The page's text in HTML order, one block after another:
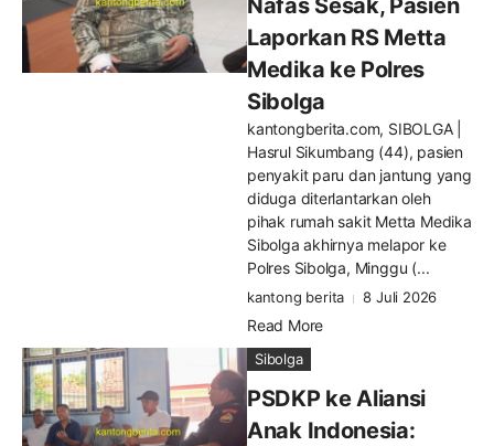
Nafas Sesak, Pasien
Laporkan RS Metta
Medika ke Polres
Sibolga
kantongberita.com, SIBOLGA |
Hasrul Sikumbang (44), pasien
penyakit paru dan jantung yang
diduga diterlantarkan oleh
pihak rumah sakit Metta Medika
Sibolga akhirnya melapor ke
Polres Sibolga, Minggu (...
kantong berita 8 Juli 2026
Read More
Sibolga
PSDKP ke Aliansi
Anak Indonesia: